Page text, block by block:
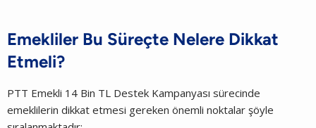
Emekliler Bu Süreçte Nelere Dikkat
Etmeli?
PTT Emekli 14 Bin TL Destek Kampanyası sürecinde
emeklilerin dikkat etmesi gereken önemli noktalar şöyle